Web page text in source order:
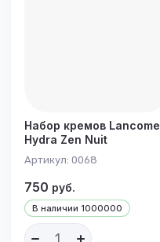
Набор кремов Lancome
Hydra Zen Nuit
Артикул: 0068
В наличии 1000000
750 руб.